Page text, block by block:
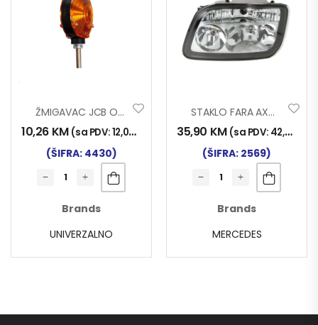
ŽMIGAVAC JCB OKRUGLI
10,26 KM (sa PDV:12,00
(ŠIFRA: 4430)
Brands
UNIVERZALNO
STAKLO FARA AXOR MP2 LIJEVO
35,90 KM (sa PDV: 42,00
(ŠIFRA: 2569)
Brands
MERCEDES